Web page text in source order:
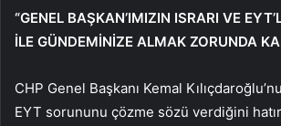
“GENEL BAŞKAN’IMIZIN ISRARI VE
İLE GÜNDEMİNİZE ALMAK ZORUNDA
CHP Genel Başkanı Kemal
EYT sorununu çözme sözü verdiğini